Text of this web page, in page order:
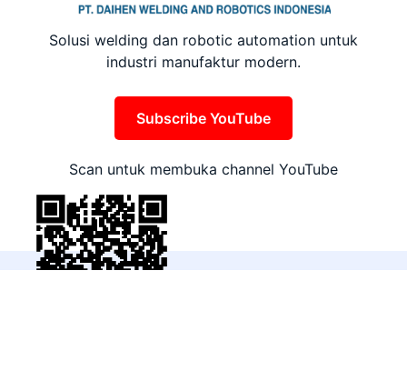
Solusi welding dan robotic automation untuk
industri manufaktur modern.
Subscribe YouTube
Scan untuk membuka channel YouTube